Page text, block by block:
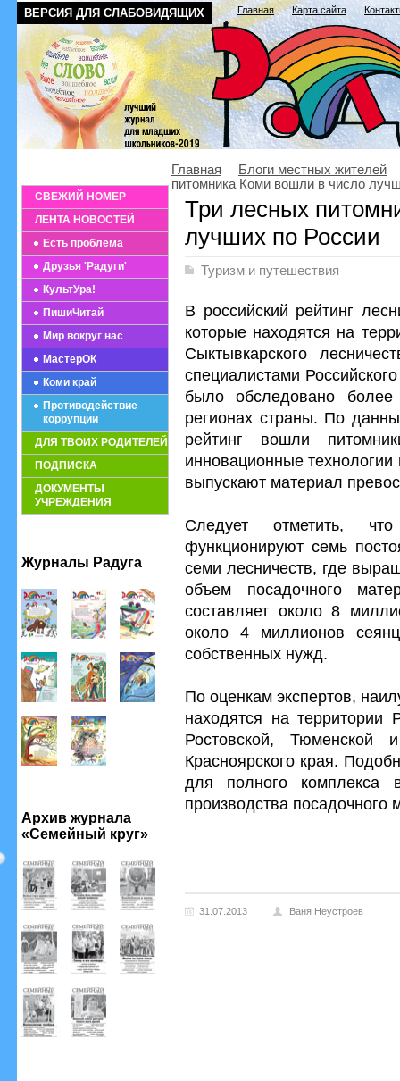
ВЕРСИЯ ДЛЯ СЛАБОВИДЯЩИХ Главная Карта сайта
СВЕЖИЙ НОМЕР
ЛЕНТА НОВОСТЕЙ
Есть проблема
Друзья 'Радуги'
КультУра!
ПишиЧитай
Мир вокруг нас
МастерОК
Коми край
Противодействие
коррупции
ДЛЯ ТВОИХ РОДИТЕЛЕЙ
ПОДПИСКА
ДОКУМЕНТЫ
УЧРЕЖДЕНИЯ
Журналы Радуга
Архив журнала
«Семейный круг»
Главная
Блоги местных жителей
питомника Коми вошли в число
Три лесных
лучших по России
Туризм и путешествия
В российский рейтинг
которые находятся на
Сыктывкарского
специалистами
было обследовано
регионах страны. По
рейтинг вошли
инновационные
выпускают материал
Следует отметить,
функционируют семь
семи лесничеств, где
объем посадочного
составляет около 8
около 4 миллионов
собственных нужд.
По оценкам экспертов,
находятся на территории
Ростовской, Тюменской
Красноярского края.
для полного комплекса
производства посадочного
31.07.2013 Ваня Неустроев